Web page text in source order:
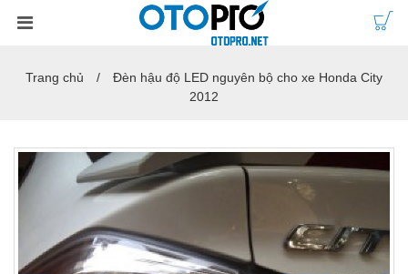
Trang chủ
Đèn hậu độ LED nguyên bộ cho xe Honda City
2012